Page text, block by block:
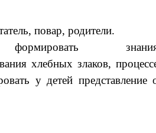
повар, родители.
формировать
хлебных злаков,
у детей представление